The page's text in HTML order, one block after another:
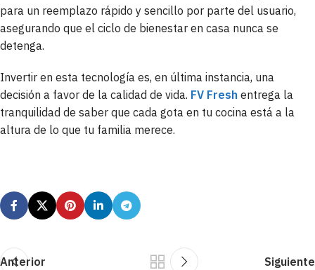
para un reemplazo rápido y sencillo por parte del usuario,
asegurando que el ciclo de bienestar en casa nunca se
detenga.
Invertir en esta tecnología es, en última instancia, una
decisión a favor de la calidad de vida. FV Fresh entrega la
tranquilidad de saber que cada gota en tu cocina está a la
altura de lo que tu familia merece.
Anterior Siguiente